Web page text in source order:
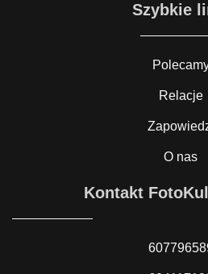
Szybkie
Relacje
O nas
Kontakt